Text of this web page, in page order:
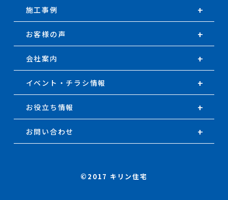
施工事例
お客様の声
会社案内
イベント・チラシ情報
お役立ち情報
お問い合わせ
©2017 キリン住宅